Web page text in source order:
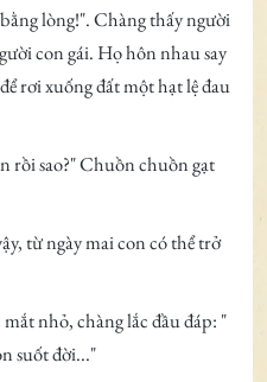
lòng!". Chàng thấy người
con gái. Họ hôn nhau say
rơi xuống đất một hạt lệ đau
rồi sao?" Chuồn chuồn gạt
từ ngày mai con có thể trở
nhỏ, chàng lắc đầu đáp: "
suốt đời..."